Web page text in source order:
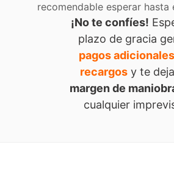
recomendable esperar hasta
¡No te confíes!
plazo de gracia
pagos
recargos y te deja
margen de
cualquier